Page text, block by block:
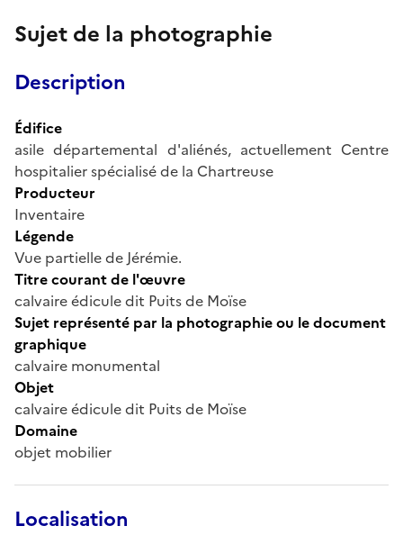
Sujet de la photographie
Description
Édifice
asile départemental d'aliénés, actuellement Centre
hospitalier spécialisé de la Chartreuse
Producteur
Inventaire
Légende
Vue partielle de Jérémie.
Titre courant de l'œuvre
calvaire édicule dit Puits de Moïse
Sujet représenté par la photographie ou le document
graphique
calvaire monumental
Objet
calvaire édicule dit Puits de Moïse
Domaine
objet mobilier
Localisation